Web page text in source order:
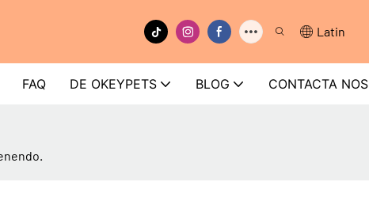
Latin
FAQ DE OKEYPETS BLOG CONTACTA NOS